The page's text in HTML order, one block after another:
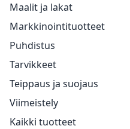
Maalit ja lakat
Markkinointituotteet
Puhdistus
Tarvikkeet
Teippaus ja suojaus
Viimeistely
Kaikki tuotteet